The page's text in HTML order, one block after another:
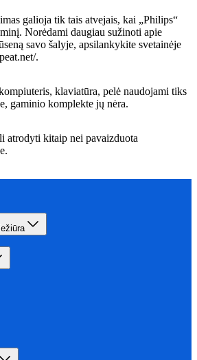
galioja tik tais atvejais, kai „Philips“
Norėdami daugiau sužinoti apie
savo šalyje, apsilankykite svetainėje
.
klaviatūra, pelė naudojami tiks
gaminio komplekte jų nėra.
atrodyti kitaip nei pavaizduota